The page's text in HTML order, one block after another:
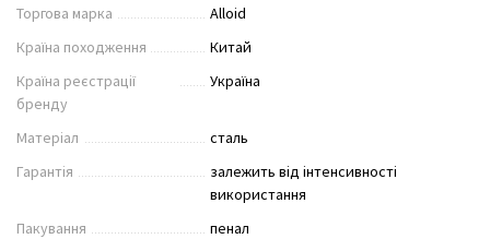
Торгова марка
Alloid
Країна походження
Китай
Країна реєстрації
бренду
Україна
Матеріал
сталь
Гарантія
залежить від інтенсивності
використання
Пакування
пенал